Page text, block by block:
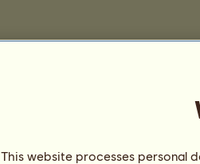
This website processes personal